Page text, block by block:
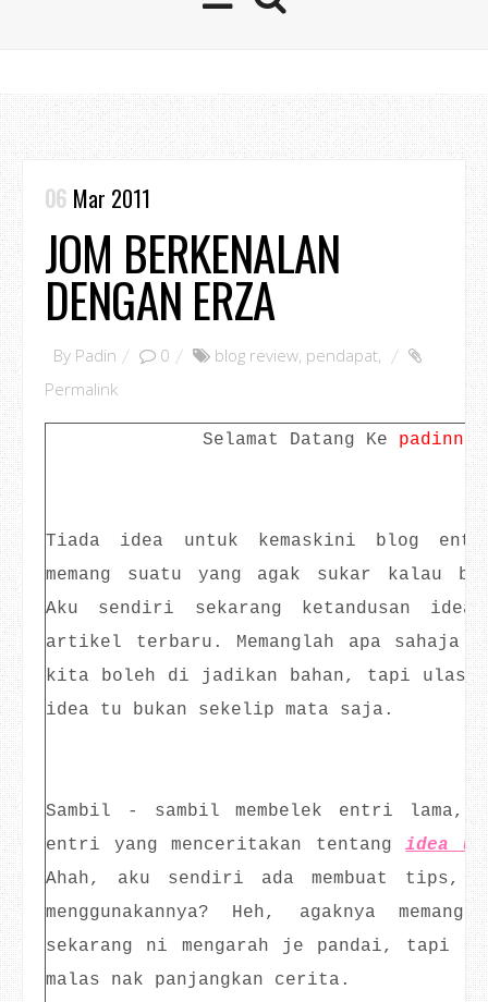
06 Mar 2011
JOM BERKENALAN
DENGAN ERZA
By Padin 0 blog review, pendapat,
Permalink
Selamat Datang Ke
Tiada idea untuk kemaskini blog
memang suatu yang agak sukar kalau
Aku sendiri sekarang ketandusan
artikel terbaru. Memanglah apa sahaja
kita boleh di jadikan bahan, tapi ulasan
idea tu bukan sekelip mata saja.
Sambil - sambil membelek entri lama,
entri yang menceritakan tentangidea
Ahah, aku sendiri ada membuat tips,
menggunakannya? Heh, agaknya
sekarang ni mengarah je pandai, tapi
malas nak panjangkan cerita.